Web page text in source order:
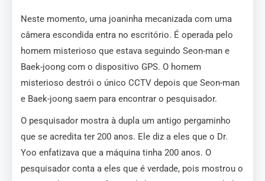
Neste momento, uma joaninha mecanizada com uma
câmera escondida entra no escritório. É operada pelo
homem misterioso que estava seguindo Seon-man e
Baek-joong com o dispositivo GPS. O homem
misterioso destrói o único CCTV depois que Seon-man
e Baek-joong saem para encontrar o pesquisador.
O pesquisador mostra à dupla um antigo pergaminho
que se acredita ter 200 anos. Ele diz a eles que o Dr.
Yoo enfatizava que a máquina tinha 200 anos. O
pesquisador conta a eles que é verdade, pois mostrou o